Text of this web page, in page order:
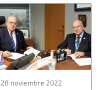
28 noviembre 2022